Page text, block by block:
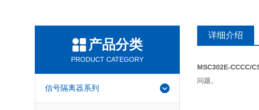
产品分类
PRODUCT CATEGORY
信号隔离器系列
详细介绍
MSC302E-CCCC/
问题。